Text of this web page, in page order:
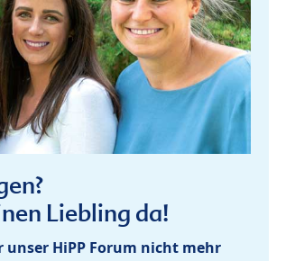
Liebling da!
HiPP Forum nicht mehr